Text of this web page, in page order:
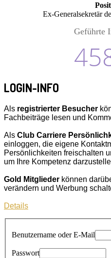
Ex-Generalsekretär
Geführte
LOGIN-INFO
Als registrierter Besucher
Fachbeiträge lesen und
Als Club Carriere
einloggen, die eigene
Persönlichkeiten freischalten
um Ihre Kompetenz
Gold Mitglieder können
verändern und Werbung
Details
Benutzername oder E-Mail
Passwort